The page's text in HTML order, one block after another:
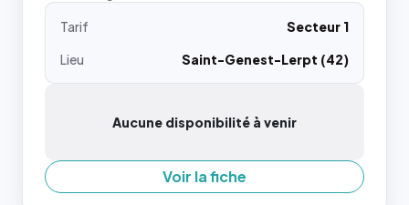
Tarif
Secteur 1
Lieu
Saint-Genest-Lerpt (42)
Aucune disponibilité à venir
Voir la fiche